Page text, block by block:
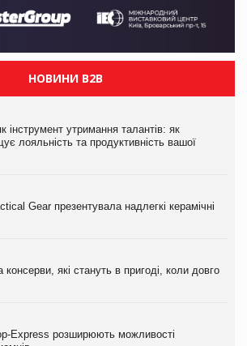
НОВИНИ B2B
інструмент утримання талантів: як
лояльність та продуктивність вашої
Gear презентувала надлегкі керамічні
консерви, які стануть в пригоді, коли довго
Express розширюють можливості